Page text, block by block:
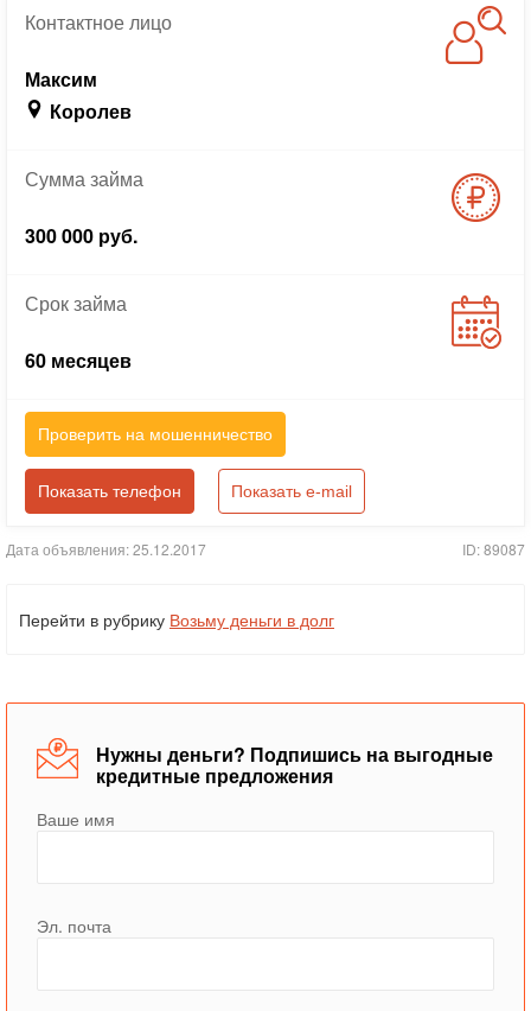
Контактноелицо
Максим
Королев
Суммазайма
300 000 руб.
Срокзайма
60 месяцев
Проверить на мошенничество
Показать телефон Показать e-mail
Дата объявления: 25.12.2017 ID: 89087
Перейти в рубрику Возьму деньги в долг
Нужны деньги? Подпишись на выгодные
кредитные предложения
Ваше имя
Эл. почта